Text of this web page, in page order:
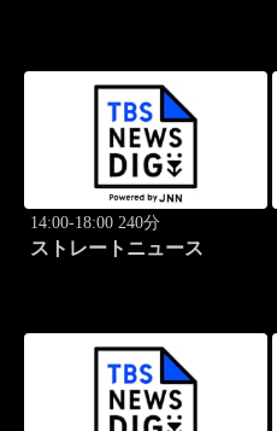
14:00-18:00 240分
ストレートニュース